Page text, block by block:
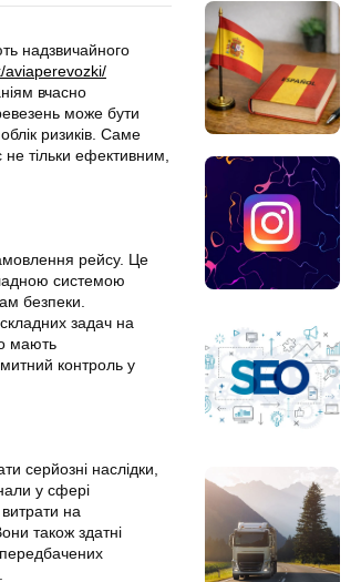
надзвичайного
aviaperevozki/
вчасно
може бути
ризиків. Саме
тільки ефективним,
рейсу. Це
системою
безпеки.
задач на
мають
контроль у
серйозні наслідки,
у сфері
на
також здатні